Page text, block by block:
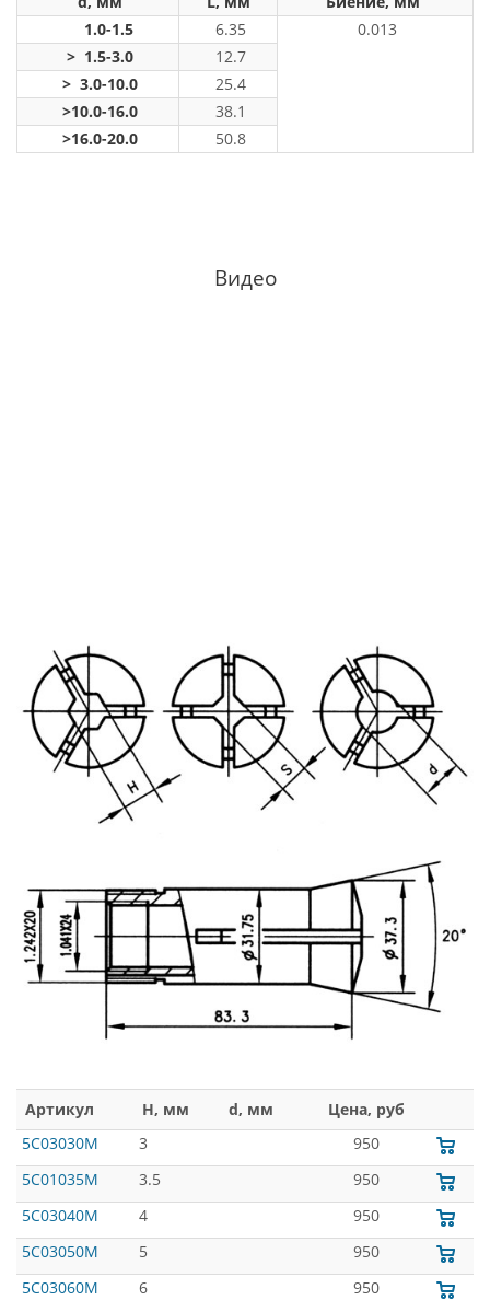
1.0-1.5
6.35
0.013
> 1.5-3.0
12.7
> 3.0-10.0
25.4
>10.0-16.0
38.1
>16.0-20.0
50.8
Видео
Артикул H, мм d, мм
Цена, руб
5C03030M
3
950
5C01035M
3.5
950
5C03040M
4
950
5C03050M
5
950
5C03060M
6
950